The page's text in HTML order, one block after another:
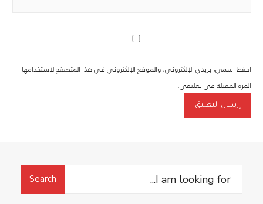
احفظ اسمي، بريدي الإلكتروني، والموقع الإلكتروني في هذا المتصفح لاستخدامها
المرة المقبلة في تعليقي.
Search
Search